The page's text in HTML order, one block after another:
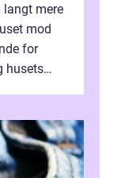
langt mere
mod
for
husets